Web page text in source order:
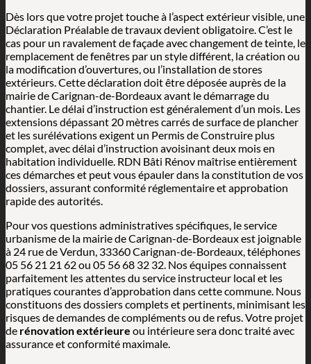
Dès lors que votre projet touche à l’aspect extérieur visible, une
Déclaration Préalable de travaux devient obligatoire. C’est le
cas pour un ravalement de façade avec changement de teinte, le
remplacement de fenêtres par un style différent, la création ou
la modification d’ouvertures, ou l’installation de stores
extérieurs. Cette déclaration doit être déposée auprès de la
mairie de Carignan-de-Bordeaux avant le démarrage du
chantier. Le délai d’instruction est généralement d’un mois. Les
extensions dépassant 20 mètres carrés de surface de plancher
et les surélévations exigent un Permis de Construire plus
complet, avec délai d’instruction avoisinant deux mois en
habitation individuelle. RDN Bâti Rénov maîtrise entièrement
ces démarches et peut vous épauler dans la constitution de vos
dossiers, assurant conformité réglementaire et approbation
rapide des autorités.
Pour vos questions administratives spécifiques, le service
urbanisme de la mairie de Carignan-de-Bordeaux est joignable
à 24 rue de Verdun, 33360 Carignan-de-Bordeaux, téléphones
05 56 21 21 62 ou 05 56 68 32 32. Nos équipes connaissent
parfaitement les attentes du service instructeur local et les
pratiques courantes d’approbation dans cette commune. Nous
constituons des dossiers complets et pertinents, minimisant les
risques de demandes de compléments ou de refus. Votre projet
de rénovation extérieure ou intérieure sera donc traité avec
assurance et conformité maximale.